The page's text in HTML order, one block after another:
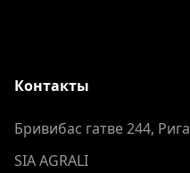
Контакты
Бривибас гатве 244, Рига
SIA AGRALI